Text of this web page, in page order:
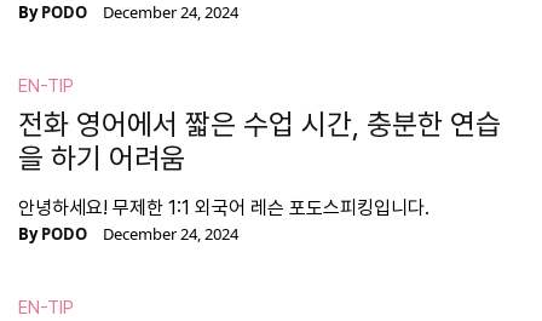
ByPODO December 24, 2024
EN-TIP
전화 영어에서 짧은 수업 시간, 충분한 연습
을 하기 어려움
안녕하세요! 무제한 1:1 외국어 레슨 포도스피킹입니다.
ByPODO December 24, 2024
EN-TIP